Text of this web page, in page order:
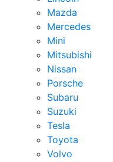
Mazda
Mercedes
Mini
Mitsubishi
Nissan
Porsche
Subaru
Suzuki
Tesla
Toyota
Volvo